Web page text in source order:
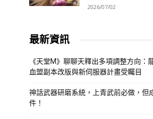
2026/07/02
最新資訊
《天堂M》聊聊天釋出多項調整方向：
血盟副本改版與新伺服器計畫受矚目
神話武器研磨系統，上青武前必做，但
件！